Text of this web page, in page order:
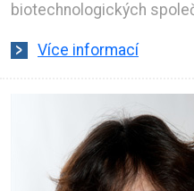
biotechnologických
Více informací